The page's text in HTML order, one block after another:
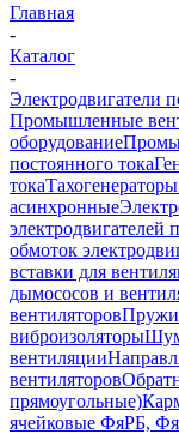
Главная
-
Каталог
-
Электродвигатели
Промышленные
оборудование
постоянного тока
токаТахогенераторы
асинхронные
электродвигателей
обмоток
вставки для
дымососов и
вентиляторов
виброизоляторы
вентиляции
вентиляторов
прямоугольные)
ячейковые ФяРБ,